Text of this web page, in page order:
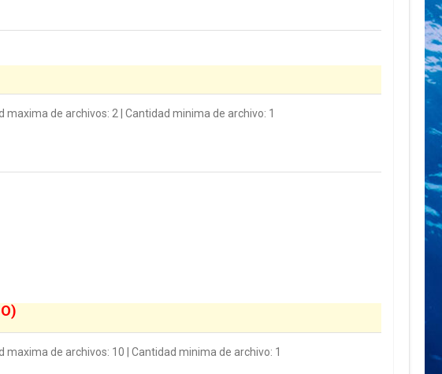
de archivos: 2 | Cantidad minima de archivo: 1
de archivos: 10 | Cantidad minima de archivo: 1